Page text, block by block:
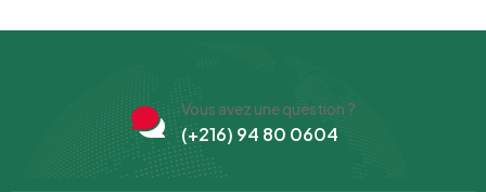
Vous avez une question ?
(+216) 94 80 0604